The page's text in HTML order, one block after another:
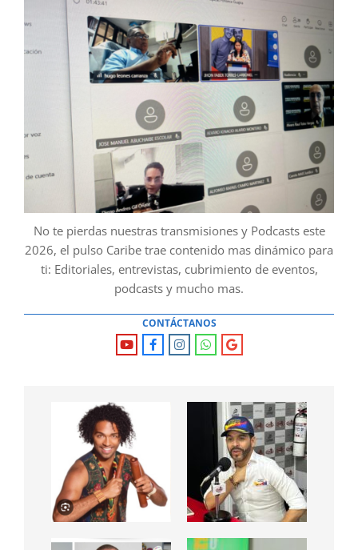
No te pierdas nuestras transmisiones y Podcasts este
2026, el pulso Caribe trae contenido mas dinámico para
ti: Editoriales, entrevistas, cubrimiento de eventos,
podcasts y mucho mas.
CONTÁCTANOS